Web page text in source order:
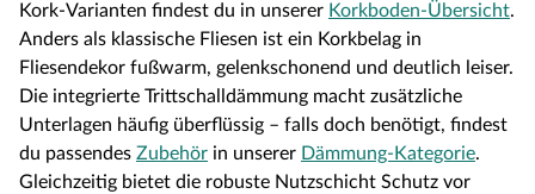
Kork-Varianten findest du in unserer Korkboden-Übersicht.
Anders als klassische Fliesen ist ein Korkbelag in
Fliesendekor fußwarm, gelenkschonend und deutlich leiser.
Die integrierte Trittschalldämmung macht zusätzliche
Unterlagen häufig überflüssig – falls doch benötigt, findest
du passendes Zubehör in unserer Dämmung-Kategorie.
Gleichzeitig bietet die robuste Nutzschicht Schutz vor